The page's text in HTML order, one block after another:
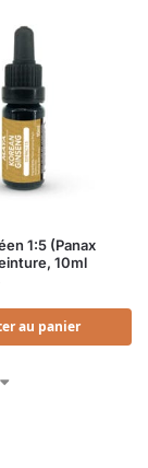
1:5 (Panax
10ml
au panier